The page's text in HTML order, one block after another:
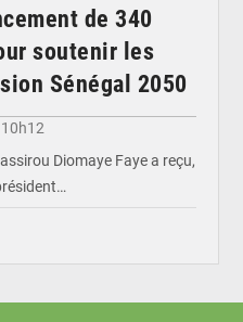
de 340
soutenir les
Sénégal 2050
Diomaye Faye a reçu,